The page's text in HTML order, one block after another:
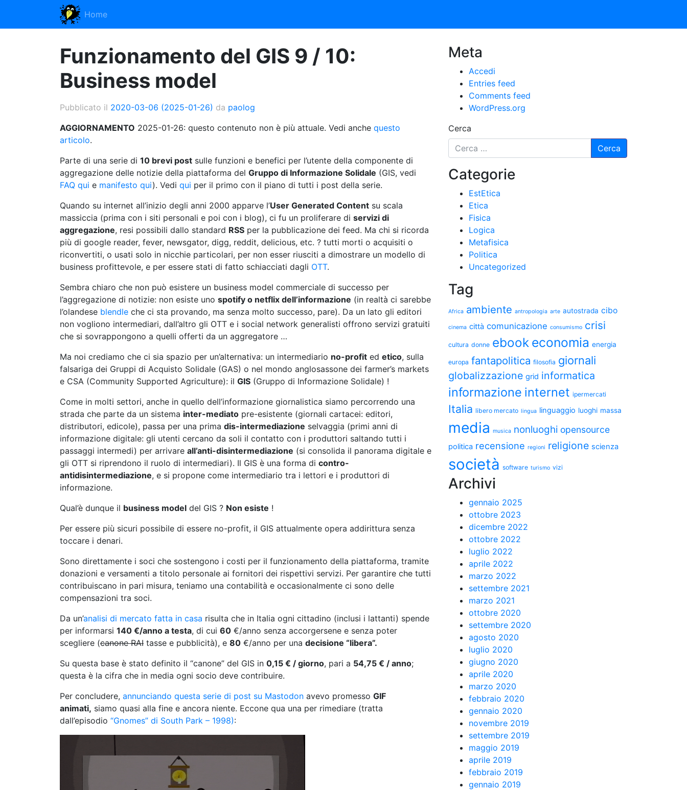
Home
Funzionamento del GIS 9 / 10:
Business model
Pubblicato il 2020-03-06 (2025-01-26) da paolog
AGGIORNAMENTO 2025-01-26: questo contenuto non è più attuale. Vedi anche questo
articolo.
Parte di una serie di 10 brevi post sulle funzioni e benefici per l’utente della componente di
aggregazione delle notizie della piattaforma del Gruppo di Informazione Solidale (GIS, vedi
FAQ qui e manifesto qui). Vedi qui per il primo con il piano di tutti i post della serie.
Quando su internet all’inizio degli anni 2000 apparve l’User Generated Content su scala
massiccia (prima con i siti personali e poi con i blog), ci fu un proliferare di servizi di
aggregazione, resi possibili dallo standard RSS per la pubblicazione dei feed. Ma chi si ricorda
più di google reader, fever, newsgator, digg, reddit, delicious, etc. ? tutti morti o acquisiti o
riconvertiti, o usati solo in nicchie particolari, per non esser riusciti a dimostrare un modello di
business profittevole, e per essere stati di fatto schiacciati dagli OTT.
Sembra chiaro che non può esistere un business model commerciale di successo per
l’aggregazione di notizie: non esiste uno spotify o netflix dell’informazione (in realtà ci sarebbe
l’olandese blendle che ci sta provando, ma senza molto successo, pare). Da un lato gli editori
non vogliono intermediari, dall’altro gli OTT e i social network generalisti offrono servizi gratuiti
che si sovrappongono a quelli offerti da un aggregatore …
Ma noi crediamo che ci sia spazio per un’alternativa: un intermediario no-profit ed etico, sulla
falsariga dei Gruppi di Acquisto Solidale (GAS) o nel mondo anglosassone dei farmer’s markets
e CSA (Community Supported Agriculture): il GIS (Gruppo di Informazione Solidale) !
Come in molti settori, anche in quello dell’informazione giornalistica siamo percorrendo una
strada che parte da un sistema inter-mediato pre-esistente (giornali cartacei: editori,
distributori, edicole), passa per una prima dis-intermediazione selvaggia (primi anni di
informazione digitale: gli utenti cercano da soli il contatto con i produttori saltando tutti i
passaggi intermedi) per arrivare all’anti-disintermediazione (si consolida il panorama digitale e
gli OTT si riprendono il ruolo di intermediari). Il GIS è una forma di contro-
antidisintermediazione, e si propone come intermediario tra i lettori e i produttori di
informazione.
Qual’è dunque il business model del GIS ? Non esiste !
Per essere più sicuri possibile di essere no-profit, il GIS attualmente opera addirittura senza
toccare i denari.
Sono direttamente i soci che sostengono i costi per il funzionamento della piattaforma, tramite
donazioni e versamenti a titolo personale ai fornitori dei rispettivi servizi. Per garantire che tutti
contribuiscano in pari misura, teniamo una contabilità e occasionalmente ci sono delle
compensazioni tra soci.
Da un’analisi di mercato fatta in casa risulta che in Italia ogni cittadino (inclusi i lattanti) spende
per informarsi 140 €/anno a testa, di cui 60 €/anno senza accorgersene e senza poter
scegliere (canone RAI tasse e pubblicità), e 80 €/anno per una decisione “libera”.
Su questa base è stato definito il “canone” del GIS in 0,15 € / giorno, pari a 54,75 € / anno;
questa è la cifra che in media ogni socio deve contribuire.
Per concludere, annunciando questa serie di post su Mastodon avevo promesso GIF
animati, siamo quasi alla fine e ancora niente. Eccone qua una per rimediare (tratta
dall’episodio “Gnomes” di South Park – 1998):
Meta
Accedi
Entries feed
Comments feed
WordPress.org
Cerca
Categorie
EstEtica
Etica
Fisica
Logica
Metafisica
Politica
Uncategorized
Tag
Africa ambiente antropologia arte autostrada cibo
cinema città comunicazione consumismo crisi
cultura donne ebook economia energia
europa fantapolitica filosofia giornali
globalizzazione grid informatica
informazione internet ipermercati
Italia libero mercato lingua linguaggio luoghi massa
media musica nonluoghi opensource
politica recensione regioni religione scienza
società software turismo vizi
Archivi
gennaio 2025
ottobre 2023
dicembre 2022
ottobre 2022
luglio 2022
aprile 2022
marzo 2022
settembre 2021
marzo 2021
ottobre 2020
settembre 2020
agosto 2020
luglio 2020
giugno 2020
aprile 2020
marzo 2020
febbraio 2020
gennaio 2020
novembre 2019
settembre 2019
maggio 2019
aprile 2019
febbraio 2019
gennaio 2019